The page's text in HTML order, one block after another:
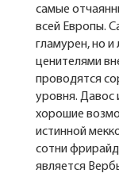
самые
всей Европы.
гламурен, но
ценителями
проводятся
уровня. Давос
хорошие
истинной
сотни
является